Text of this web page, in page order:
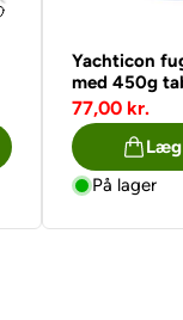
Yachticon
med 450g
77,00 kr.
På lager